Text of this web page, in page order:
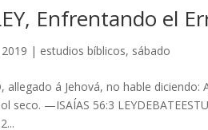
Enfrentando el
| estudios bíblicos, sábado
allegado á Jehová, no hable
seco. —ISAÍAS 56:3